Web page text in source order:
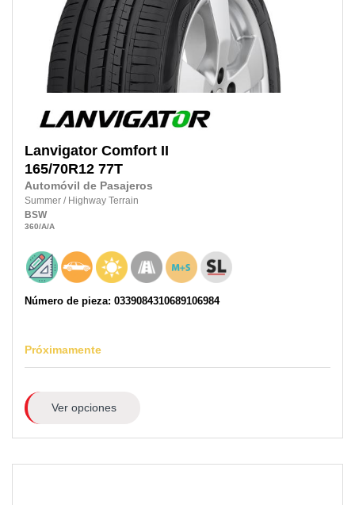
Lanvigator Comfort II
165/70R12 77T
Automóvil de Pasajeros
Summer / Highway Terrain
BSW
360/A/A
Número de pieza: 0339084310689106984
Próximamente
Ver opciones